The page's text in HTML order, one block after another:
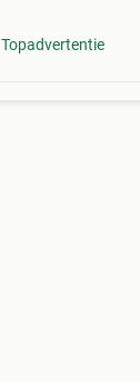
Topadvertentie